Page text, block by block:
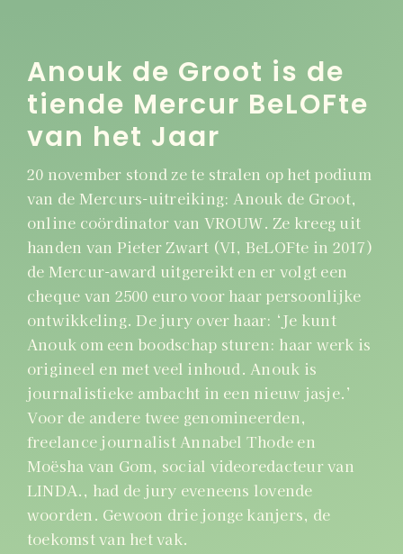
Anouk de Groot is de
tiende Mercur BeLOFte
van het Jaar
20 november stond ze te stralen op het podium
van de Mercurs-uitreiking: Anouk de Groot,
online coördinator van VROUW.Ze kreeg uit
handen van Pieter Zwart (VI, BeLOFte in 2017)
de Mercur-award uitgereikt en er volgt een
cheque van 2500 euro voor haar persoonlijke
ontwikkeling. De jury over haar: ‘Je kunt
Anouk om een boodschap sturen: haar werk is
origineel en met veel inhoud. Anouk is
journalistieke ambacht in een nieuw jasje.’
Voor de andere twee genomineerden,
freelance journalist Annabel Thode en
Moësha van Gom, social videoredacteur van
LINDA., had de jury eveneens lovende
woorden. Gewoon drie jonge kanjers, de
toekomst van het vak.